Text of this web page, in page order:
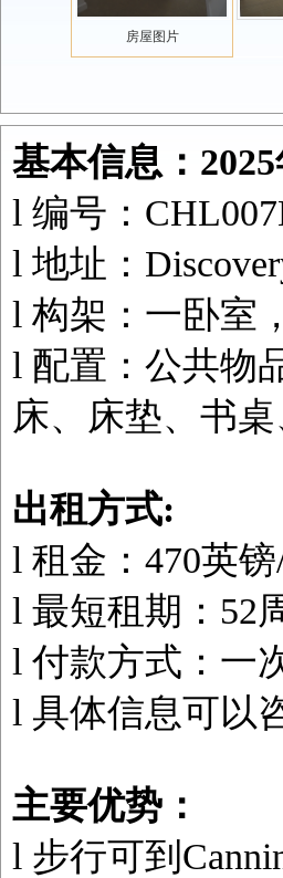
房屋图片
基本信息：
l 编号：
l 地址：
l 构架： 一卧室
l 配置：公共物
床、床垫、书
出租方式:
l 租金： 470英镑
l 最短租期：52
l 付款方式：一
l 具体信息可以
主要优势：
l 步行可到